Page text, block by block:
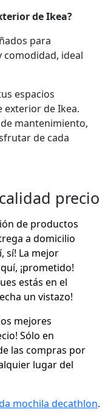
de Ikea?
para
ideal
espacios
exterior de Ikea.
mantenimiento,
de cada
precio
de productos
a domicilio
sí! La mejor
¡prometido!
estás en el
un vistazo!
mejores
Sólo en
las compras por
lugar del
mochila decathlon.